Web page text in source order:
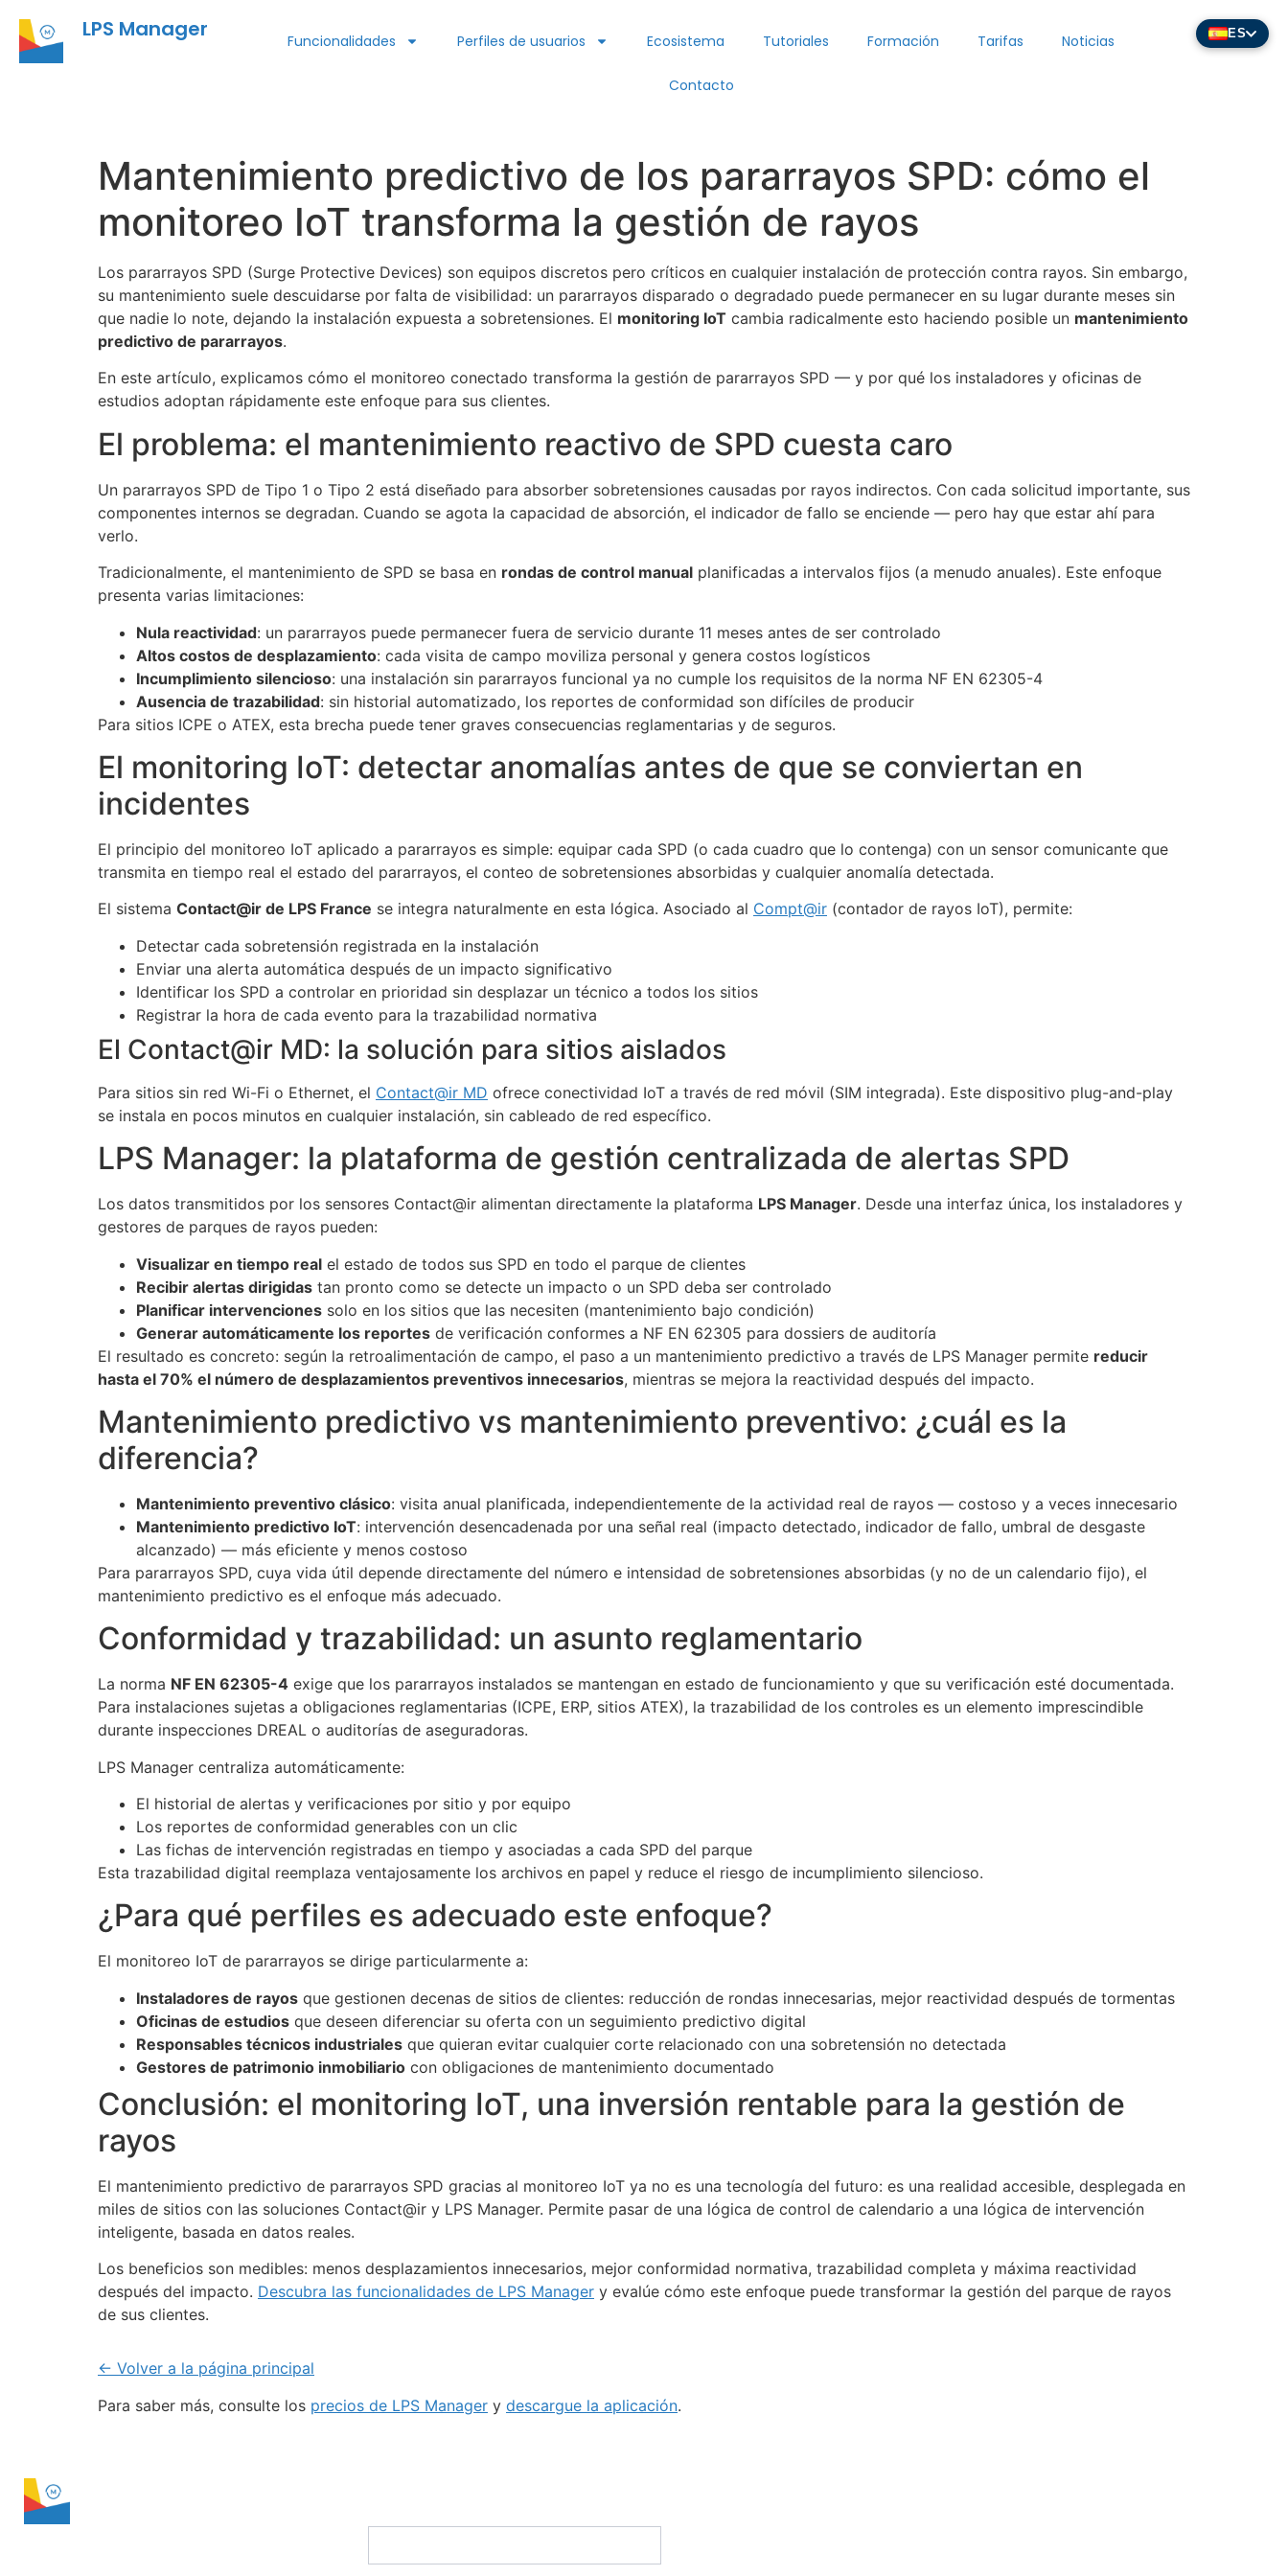
LPS Manager Funcionalidades Perfiles de usuarios Ecosistema Tutoriales Formación Tarifas Noticias
Contacto
Mantenimiento predictivo de los pararrayos SPD: cómo el
monitoreo IoT transforma la gestión de rayos
Los pararrayos SPD (Surge Protective Devices) son equipos discretos pero críticos en cualquier instalación de protección contra rayos. Sin embargo,
su mantenimiento suele descuidarse por falta de visibilidad: un pararrayos disparado o degradado puede permanecer en su lugar durante meses sin
que nadie lo note, dejando la instalación expuesta a sobretensiones. El monitoring IoT cambia radicalmente esto haciendo posible un mantenimiento
predictivo de pararrayos.
En este artículo, explicamos cómo el monitoreo conectado transforma la gestión de pararrayos SPD — y por qué los instaladores y oficinas de
estudios adoptan rápidamente este enfoque para sus clientes.
El problema: el mantenimiento reactivo de SPD cuesta caro
Un pararrayos SPD de Tipo 1 o Tipo 2 está diseñado para absorber sobretensiones causadas por rayos indirectos. Con cada solicitud importante, sus
componentes internos se degradan. Cuando se agota la capacidad de absorción, el indicador de fallo se enciende — pero hay que estar ahí para
verlo.
Tradicionalmente, el mantenimiento de SPD se basa en rondas de control manual planificadas a intervalos fijos (a menudo anuales). Este enfoque
presenta varias limitaciones:
Nula reactividad: un pararrayos puede permanecer fuera de servicio durante 11 meses antes de ser controlado
Altos costos de desplazamiento: cada visita de campo moviliza personal y genera costos logísticos
Incumplimiento silencioso: una instalación sin pararrayos funcional ya no cumple los requisitos de la norma NF EN 62305-4
Ausencia de trazabilidad: sin historial automatizado, los reportes de conformidad son difíciles de producir
Para sitios ICPE o ATEX, esta brecha puede tener graves consecuencias reglamentarias y de seguros.
El monitoring IoT: detectar anomalías antes de que se conviertan en
incidentes
El principio del monitoreo IoT aplicado a pararrayos es simple: equipar cada SPD (o cada cuadro que lo contenga) con un sensor comunicante que
transmita en tiempo real el estado del pararrayos, el conteo de sobretensiones absorbidas y cualquier anomalía detectada.
El sistema Contact@ir de LPS France se integra naturalmente en esta lógica. Asociado al Compt@ir (contador de rayos IoT), permite:
Detectar cada sobretensión registrada en la instalación
Enviar una alerta automática después de un impacto significativo
Identificar los SPD a controlar en prioridad sin desplazar un técnico a todos los sitios
Registrar la hora de cada evento para la trazabilidad normativa
El Contact@ir MD: la solución para sitios aislados
Para sitios sin red Wi-Fi o Ethernet, el Contact@ir MD ofrece conectividad IoT a través de red móvil (SIM integrada). Este dispositivo plug-and-play
se instala en pocos minutos en cualquier instalación, sin cableado de red específico.
LPS Manager: la plataforma de gestión centralizada de alertas SPD
Los datos transmitidos por los sensores Contact@ir alimentan directamente la plataforma LPS Manager. Desde una interfaz única, los instaladores y
gestores de parques de rayos pueden:
Visualizar en tiempo real el estado de todos sus SPD en todo el parque de clientes
Recibir alertas dirigidas tan pronto como se detecte un impacto o un SPD deba ser controlado
Planificar intervenciones solo en los sitios que las necesiten (mantenimiento bajo condición)
Generar automáticamente los reportes de verificación conformes a NF EN 62305 para dossiers de auditoría
El resultado es concreto: según la retroalimentación de campo, el paso a un mantenimiento predictivo a través de LPS Manager permite reducir
hasta el 70% el número de desplazamientos preventivos innecesarios, mientras se mejora la reactividad después del impacto.
Mantenimiento predictivo vs mantenimiento preventivo: ¿cuál es la
diferencia?
Mantenimiento preventivo clásico: visita anual planificada, independientemente de la actividad real de rayos — costoso y a veces innecesario
Mantenimiento predictivo IoT: intervención desencadenada por una señal real (impacto detectado, indicador de fallo, umbral de desgaste
alcanzado) — más eficiente y menos costoso
Para pararrayos SPD, cuya vida útil depende directamente del número e intensidad de sobretensiones absorbidas (y no de un calendario fijo), el
mantenimiento predictivo es el enfoque más adecuado.
Conformidad y trazabilidad: un asunto reglamentario
La norma NF EN 62305-4 exige que los pararrayos instalados se mantengan en estado de funcionamiento y que su verificación esté documentada.
Para instalaciones sujetas a obligaciones reglamentarias (ICPE, ERP, sitios ATEX), la trazabilidad de los controles es un elemento imprescindible
durante inspecciones DREAL o auditorías de aseguradoras.
LPS Manager centraliza automáticamente:
El historial de alertas y verificaciones por sitio y por equipo
Los reportes de conformidad generables con un clic
Las fichas de intervención registradas en tiempo y asociadas a cada SPD del parque
Esta trazabilidad digital reemplaza ventajosamente los archivos en papel y reduce el riesgo de incumplimiento silencioso.
¿Para qué perfiles es adecuado este enfoque?
El monitoreo IoT de pararrayos se dirige particularmente a:
Instaladores de rayos que gestionen decenas de sitios de clientes: reducción de rondas innecesarias, mejor reactividad después de tormentas
Oficinas de estudios que deseen diferenciar su oferta con un seguimiento predictivo digital
Responsables técnicos industriales que quieran evitar cualquier corte relacionado con una sobretensión no detectada
Gestores de patrimonio inmobiliario con obligaciones de mantenimiento documentado
Conclusión: el monitoring IoT, una inversión rentable para la gestión de
rayos
El mantenimiento predictivo de pararrayos SPD gracias al monitoreo IoT ya no es una tecnología del futuro: es una realidad accesible, desplegada en
miles de sitios con las soluciones Contact@ir y LPS Manager. Permite pasar de una lógica de control de calendario a una lógica de intervención
inteligente, basada en datos reales.
Los beneficios son medibles: menos desplazamientos innecesarios, mejor conformidad normativa, trazabilidad completa y máxima reactividad
después del impacto. Descubra las funcionalidades de LPS Manager y evalúe cómo este enfoque puede transformar la gestión del parque de rayos
de sus clientes.
← Volver a la página principal
Para saber más, consulte los precios de LPS Manager y descargue la aplicación.
ECLAIR
En línea
ES